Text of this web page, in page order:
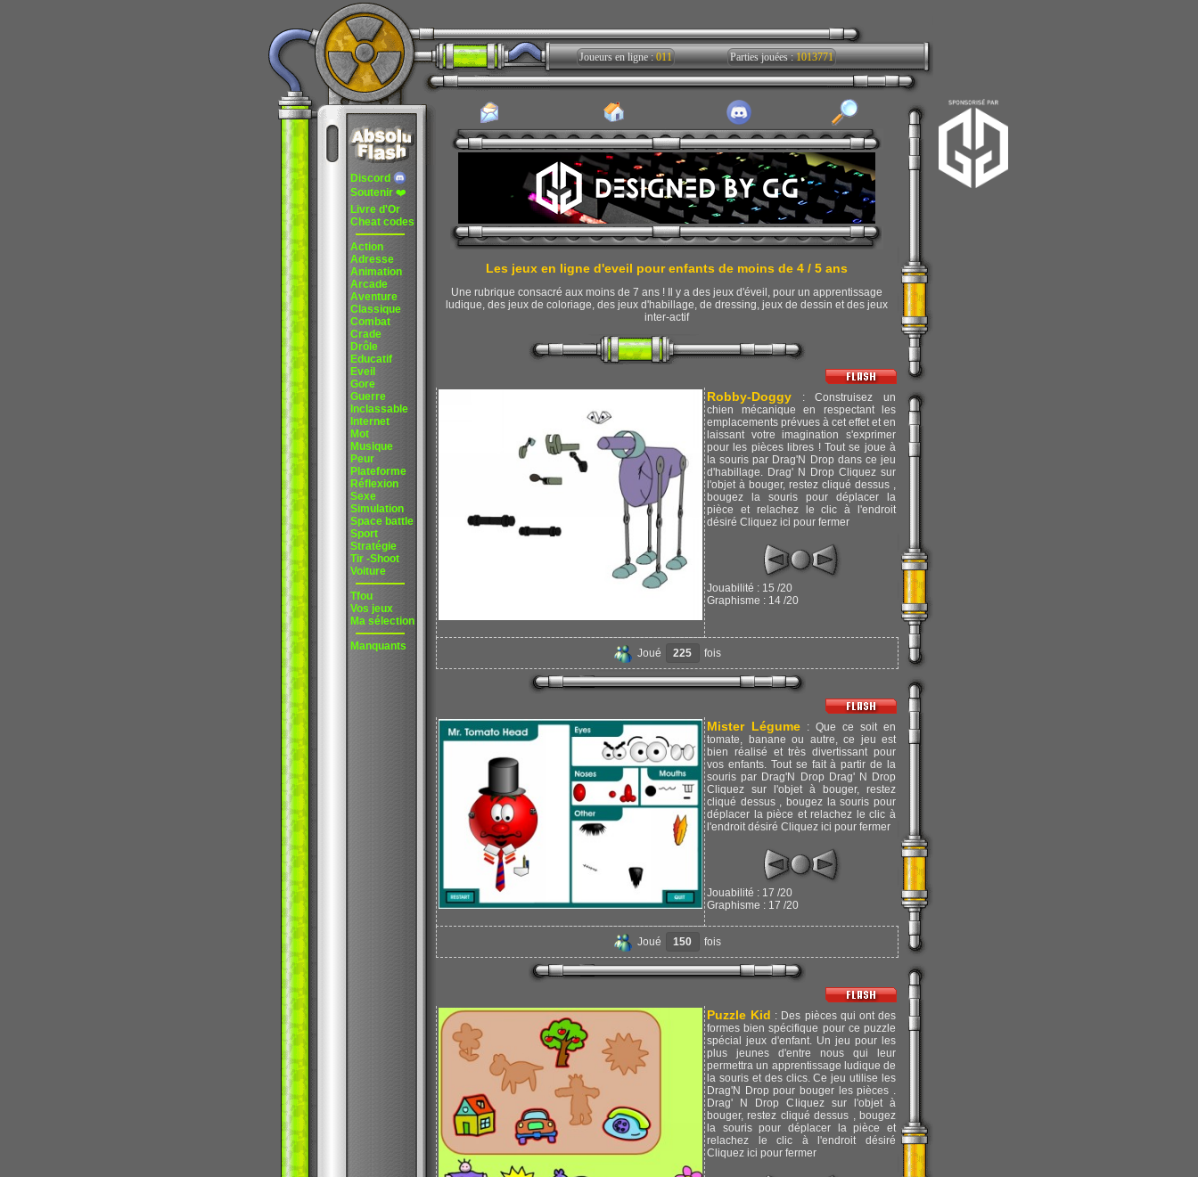
Discord
Soutenir ❤️
Livre d'Or
Cheat codes
Action
Adresse
Animation
Arcade
Aventure
Classique
Combat
Crade
Drôle
Educatif
Eveil
Gore
Guerre
Inclassable
Internet
Mot
Musique
Peur
Plateforme
Réflexion
Sexe
Simulation
Space battle
Sport
Stratégie
Tir -Shoot
Voiture
Tfou
Vos jeux
Ma sélection
Manquants
Joueurs en ligne :011 Parties jouées :1013771
Les jeux en ligne d'eveil pour enfants de moins de 4 / 5 ans
Une rubrique consacré aux moins de 7 ans ! Il y a des jeux d'éveil, pour un apprentissage
ludique, des jeux de coloriage, des jeux d'habillage, de dressing, jeux de dessin et des jeux
inter-actif
Robby-Doggy : Construisez un
chien mécanique en respectant les
emplacements prévues à cet effet et en
laissant votre imagination s'exprimer
pour les pièces libres ! Tout se joue à
la souris par Drag'N Drop dans ce jeu
d'habillage. Drag' N Drop Cliquez sur
l'objet à bouger, restez cliqué dessus ,
bougez la souris pour déplacer la
pièce et relachez le clic à l'endroit
désiré Cliquez ici pour fermer
Jouabilité : 15 /20
Graphisme : 14 /20
Joué 225 fois
Mister Légume : Que ce soit en
tomate, banane ou autre, ce jeu est
bien réalisé et très divertissant pour
vos enfants. Tout se fait à partir de la
souris par Drag'N Drop Drag' N Drop
Cliquez sur l'objet à bouger, restez
cliqué dessus , bougez la souris pour
déplacer la pièce et relachez le clic à
l'endroit désiré Cliquez ici pour fermer
Jouabilité : 17 /20
Graphisme : 17 /20
Joué 150 fois
Puzzle Kid : Des pièces qui ont des
formes bien spécifique pour ce puzzle
spécial jeux d'enfant. Un jeu pour les
plus jeunes d'entre nous qui leur
permettra un apprentissage ludique de
la souris et des clics. Ce jeu utilise les
Drag'N Drop pour bouger les pièces .
Drag' N Drop Cliquez sur l'objet à
bouger, restez cliqué dessus , bougez
la souris pour déplacer la pièce et
relachez le clic à l'endroit désiré
Cliquez ici pour fermer